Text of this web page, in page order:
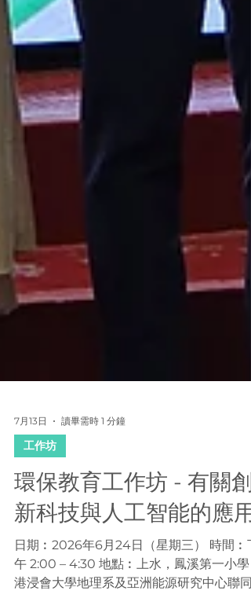
7月13日
工作坊
環保教育工作坊 - 有關創
新科技與人工智能的應用
日期︰2026年6月24日（星期三） 時間︰
午 2:00 – 4:30 地點︰上水，鳳溪第一小學